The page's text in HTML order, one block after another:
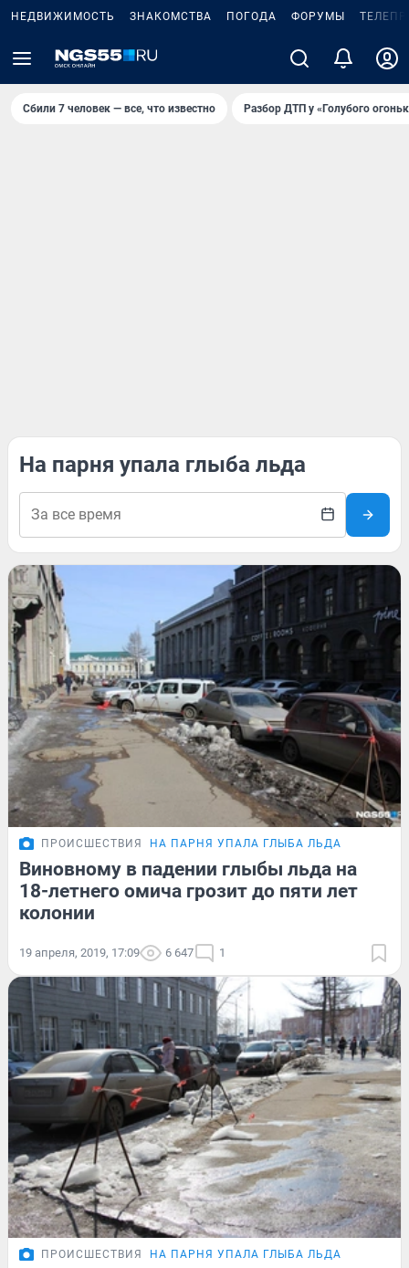
НЕДВИЖИМОСТЬ ЗНАКОМСТВА ПОГОДА ФОРУМЫ
Сбили 7 человек — все, что известно Разбор ДТП у «Голубого
На парня упала глыба льда
ПРОИСШЕСТВИЯ НА ПАРНЯ УПАЛА ГЛЫБА ЛЬДА
Виновному в падении глыбы льда на
18-летнего омича грозит до пяти лет
колонии
19 апреля, 2019, 17:09 6 647 1
ПРОИСШЕСТВИЯ НА ПАРНЯ УПАЛА ГЛЫБА ЛЬДА